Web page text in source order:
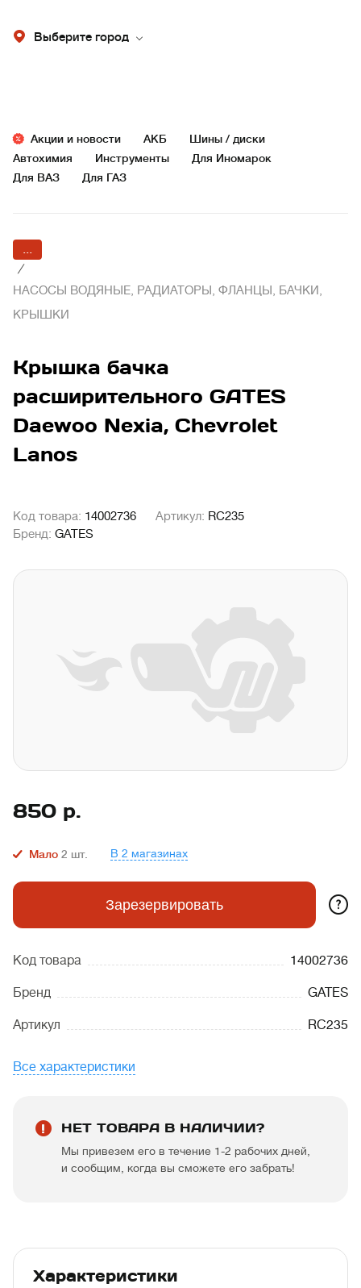
Выберите город
Акции и новости АКБ
Шины / диски
Автохимия
Инструменты
Для Иномарок
Для ВАЗ
Для ГАЗ
...
/
НАСОСЫ ВОДЯНЫЕ, РАДИАТОРЫ, ФЛАНЦЫ, БАЧКИ,
КРЫШКИ
Крышка бачка
расширительного GATES
Daewoo Nexia, Chevrolet
Lanos
Код товара: 14002736 Артикул: RC235
Бренд: GATES
850 р.
Мало 2 шт. В 2 магазинах
Зарезервировать ?
Код товара 14002736
Бренд GATES
Артикул RC235
Все характеристики
НЕТ ТОВАРА В НАЛИЧИИ?
Мы привезем его в течение 1-2 рабочих дней,
и сообщим, когда вы сможете его забрать!
Характеристики